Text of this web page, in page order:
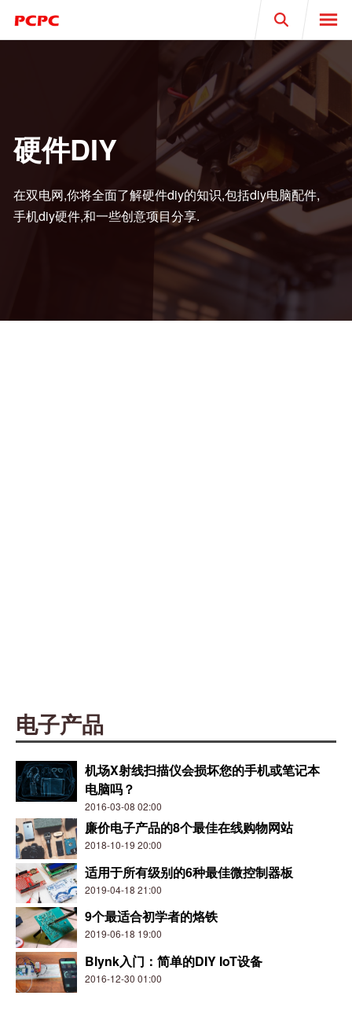
Search
硬件DIY
在双电网,你将全面了解硬件diy的知识,包括diy电脑配件,
手机diy硬件,和一些创意项目分享.
电子产品
机场X射线扫描仪会损坏您的手机或笔记本
电脑吗？
2016-03-08 02:00
廉价电子产品的8个最佳在线购物网站
2018-10-19 20:00
适用于所有级别的6种最佳微控制器板
2019-04-18 21:00
9个最适合初学者的烙铁
2019-06-18 19:00
Blynk入门：简单的DIY IoT设备
2016-12-30 01:00